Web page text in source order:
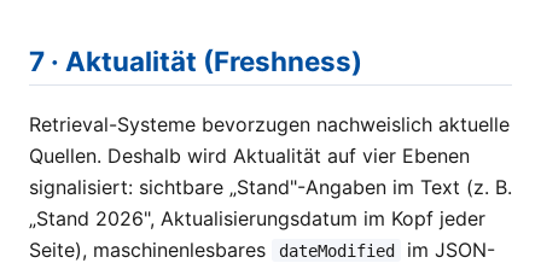
7 · Aktualität (Freshness)
Retrieval-Systeme bevorzugen nachweislich aktuelle
Quellen. Deshalb wird Aktualität auf vier Ebenen
signalisiert: sichtbare „Stand"-Angaben im Text (z. B.
„Stand 2026", Aktualisierungsdatum im Kopf jeder
Seite), maschinenlesbares
dateModified
im JSON-